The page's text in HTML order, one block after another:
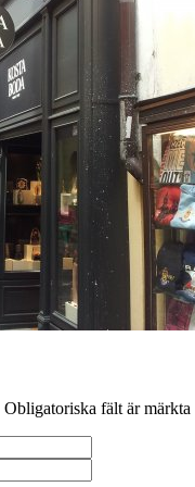
Obligatoriska fält är märkta